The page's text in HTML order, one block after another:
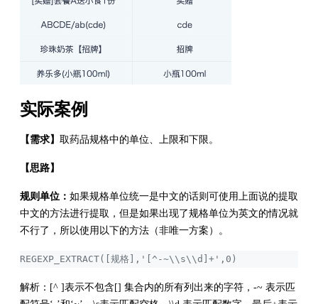
实际案例
【需求】 取药品规格中的单位、上限和下限。
【思路】
规则单位： 如果规格单位统一是中文的话则可使用上面说的提取
中文的方法进行提取，但是如果出现了规格单位为英文的情况就
不行了，所以使用以下的方法（非唯一方案）。
REGEXP_EXTRACT([规格],'[^-~\\s\\d]+',0)
解析：[^ ]表示不包含[] 集合内的所有列出来的字符，-~ 表示匹